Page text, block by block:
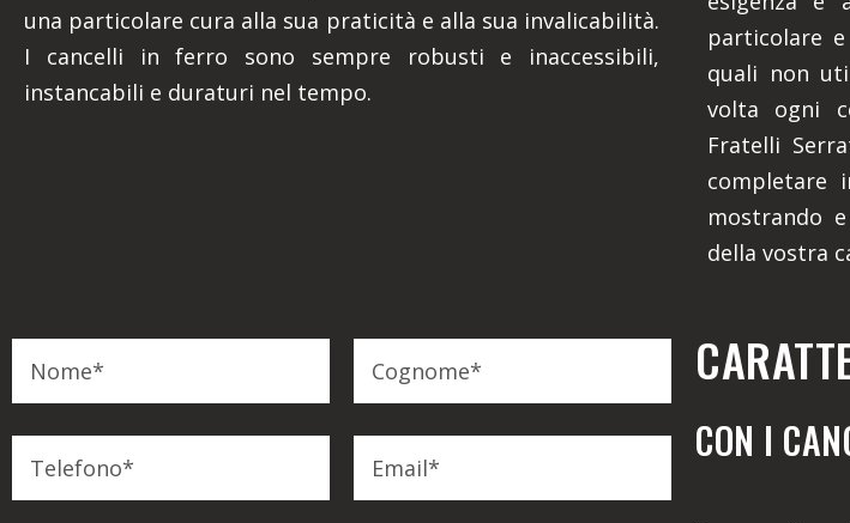
una particolare cura alla sua praticità e alla sua invalicabilità.
I cancelli in ferro sono sempre robusti e inaccessibili,
instancabili e duraturi nel tempo.
particolare
quali non
volta ogni
Fratelli
completare
mostrando
della vostra
CON I